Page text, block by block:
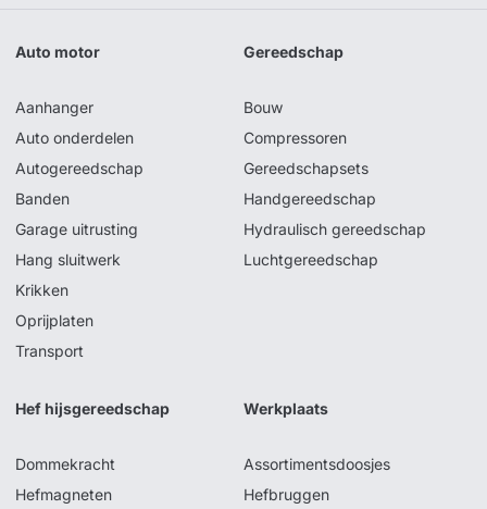
Auto motor
Aanhanger
Auto onderdelen
Autogereedschap
Banden
Garage uitrusting
Hang sluitwerk
Krikken
Oprijplaten
Transport
Gereedschap
Bouw
Compressoren
Gereedschapsets
Handgereedschap
Hydraulisch gereedschap
Luchtgereedschap
Hef hijsgereedschap
Dommekracht
Hefmagneten
Werkplaats
Assortimentsdoosjes
Hefbruggen